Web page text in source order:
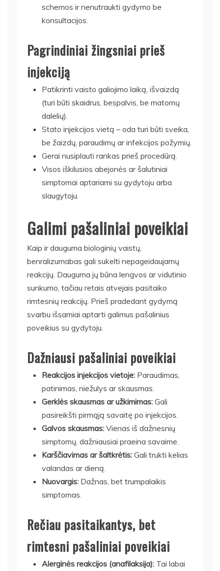
schemos ir nenutraukti gydymo be
konsultacijos.
Pagrindiniai žingsniai prieš
injekciją
Patikrinti vaisto galiojimo laiką, išvaizdą
(turi būti skaidrus, bespalvis, be matomų
dalelių).
Stato injekcijos vietą – oda turi būti sveika,
be žaizdų, paraudimų ar infekcijos požymių.
Gerai nusiplauti rankas prieš procedūrą.
Visos iškilusios abejonės ar šalutiniai
simptomai aptariami su gydytoju arba
slaugytoju.
Galimi pašaliniai poveikiai
Kaip ir dauguma biologinių vaistų,
benralizumabas gali sukelti nepageidaujamų
reakcijų. Dauguma jų būna lengvos ar vidutinio
sunkumo, tačiau retais atvejais pasitaiko
rimtesnių reakcijų. Prieš pradedant gydymą
svarbu išsamiai aptarti galimus pašalinius
poveikius su gydytoju.
Dažniausi pašaliniai poveikiai
Reakcijos injekcijos vietoje: Paraudimas,
patinimas, niežulys ar skausmas.
Gerklės skausmas ar užkimimas: Gali
pasireikšti pirmąją savaitę po injekcijos.
Galvos skausmas: Vienas iš dažnesnių
simptomų, dažniausiai praeina savaime.
Karščiavimas ar šaltkrėtis: Gali trukti kelias
valandas ar dieną.
Nuovargis: Dažnas, bet trumpalaikis
simptomas.
Rečiau pasitaikantys, bet
rimtesni pašaliniai poveikiai
Alerginės reakcijos (anafilaksija): Tai labai